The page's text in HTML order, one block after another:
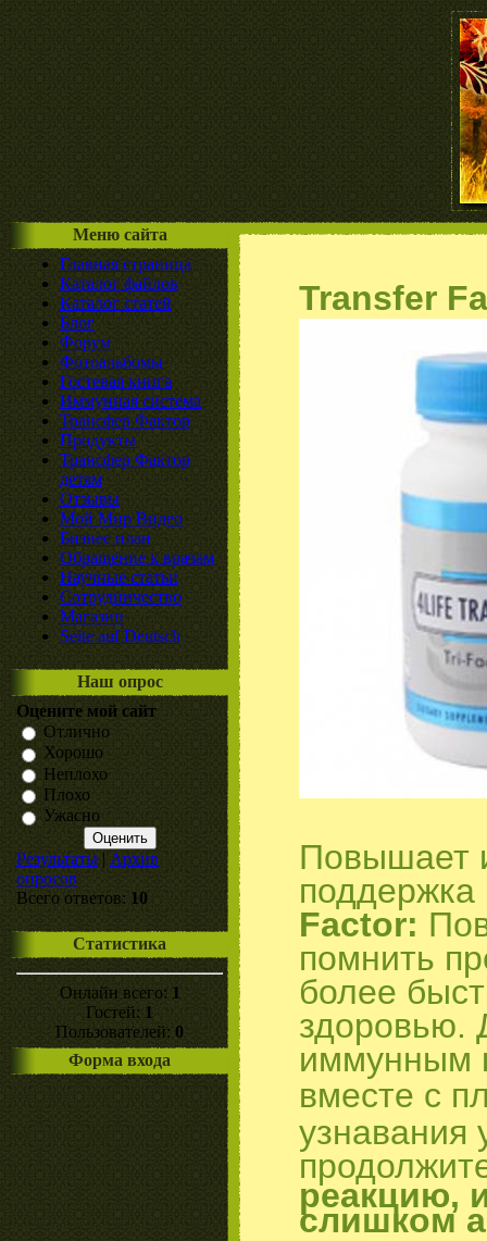
Меню сайта
Главная страница
Каталог файлов
Каталог статей
Блог
Форум
Фотоальбомы
Гостевая книга
Иммунная система
Трансфер Фактор
Продукты
Трансфер Фактор
детям
Отзывы
Мой Мир Видео
Бизнес план
Обращение к врачам
Научные статьи
Сотрудничество
Магазин
Seite auf Deutsch
Наш опрос
Оцените мой сайт
Отлично
Хорошо
Неплохо
Плохо
Ужасно
Результаты | Архив
опросов
Всего ответов: 10
Статистика
Онлайн всего: 1
Гостей: 1
Пользователей: 0
Форма входа
Transfer
Повышает
Factor:
помнить
более
здоровью.
иммунным
вместе с
узнавания
реакцию,
слишком